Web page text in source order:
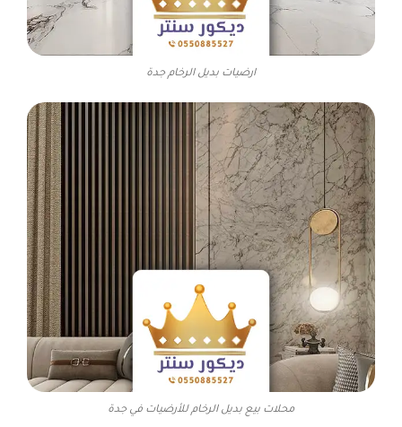
ارضيات بديل الرخام جدة
محلات بيع بديل الرخام للأرضيات في جدة